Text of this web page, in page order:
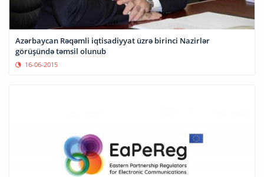
Azərbaycan Rəqəmli iqtisadiyyat üzrə birinci Nazirlər
görüşündə təmsil olunub
16-06-2015